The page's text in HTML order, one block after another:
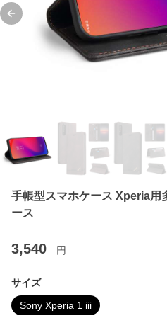
Previous slide
手帳型スマホケース Xperia用
ース
3,540 円
サイズ
Sony Xperia 1 iii